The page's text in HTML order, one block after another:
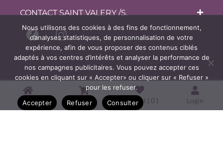
CONTACT SAINT VALERY /S.
Copyright © 2026 Bijouterie
Home Shop Wishlist ( 0 ) Login
Nous utilisons des cookies à des fins de fonctionnement,
d’analyses statistiques, de personnalisation de votre
expérience, afin de vous proposer des contenus ciblés
adaptés à vos centres d’intérêts et analyser la performance de
nos campagnes publicitaires. Vous pouvez accepter ces
cookies en cliquant sur « Accepter» ou cliquer sur « Refuser »
pour les refuser.
Accepter
Refuser Consulter